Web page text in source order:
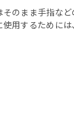
のまま手指な
用するためには